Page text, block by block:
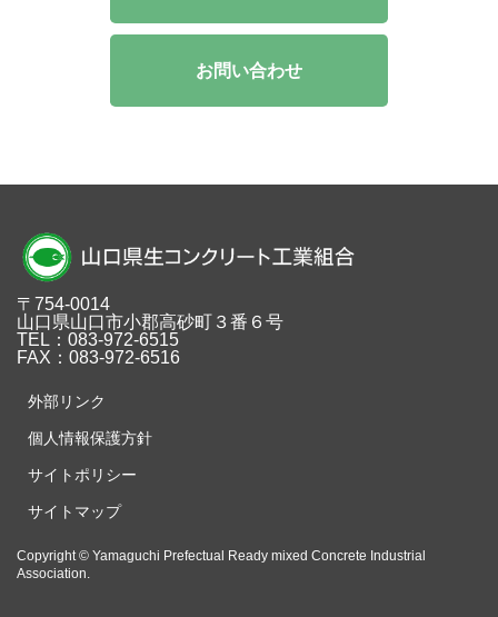
お問い合わせ
〒754-0014
山口県山口市小郡高砂町３番６号
TEL：083-972-6515
FAX：083-972-6516
外部リンク
個人情報保護方針
サイトポリシー
サイトマップ
Copyright © Yamaguchi Prefectual Ready mixed Concrete Industrial
Association.